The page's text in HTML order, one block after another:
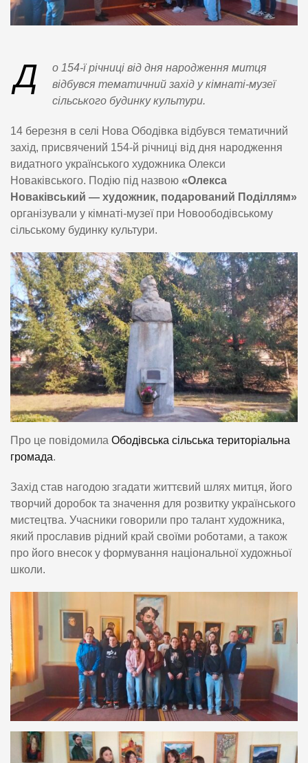
Д
о 154-ї річниці від дня народження митця
відбувся тематичний захід у кімнаті-музеї
сільського будинку культури.
14 березня в селі Нова Ободівка відбувся тематичний
захід, присвячений 154-й річниці від дня народження
видатного українського художника Олекси
Новаківського. Подію під назвою «Олекса
Новаківський — художник, подарований Поділлям»
організували у кімнаті-музеї при Новоободівському
сільському будинку культури.
Про це повідомила Ободівська сільська територіальна
громада.
Захід став нагодою згадати життєвий шлях митця, його
творчий доробок та значення для розвитку українського
мистецтва. Учасники говорили про талант художника,
який прославив рідний край своїми роботами, а також
про його внесок у формування національної художньої
школи.